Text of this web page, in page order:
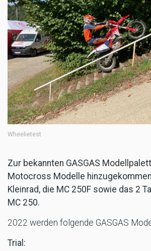
Wheelietest
Zur bekannten GASGAS
Motocross Modelle
Kleinrad, die MC 250F sowie das 2
MC 250.
2022 werden folgende GASGAS
Trial: